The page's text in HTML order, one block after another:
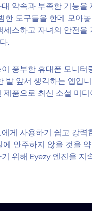
약속과 부족한 기능
한 도구들을 한데 모아
세스하고 자녀의 안전
.
풍부한 휴대폰 모니
발 앞서 생각하는 앱입
제품으로 최신 소셜 미
게 사용하기 쉽고 강
에 안주하지 않을 것을
위해 Eyezy 엔진을 지